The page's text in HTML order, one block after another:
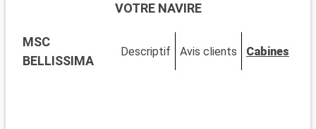
un site historique incontournable. Le carrefour de Shibuya,
Akihabara, centre de la culture otaku, est à environ 5
kilomètres. Les jardins impériaux de l'Est sont un oasis de
VOTRE NAVIRE
MSC
BELLISSIMA
Descriptif Avis clients Cabines